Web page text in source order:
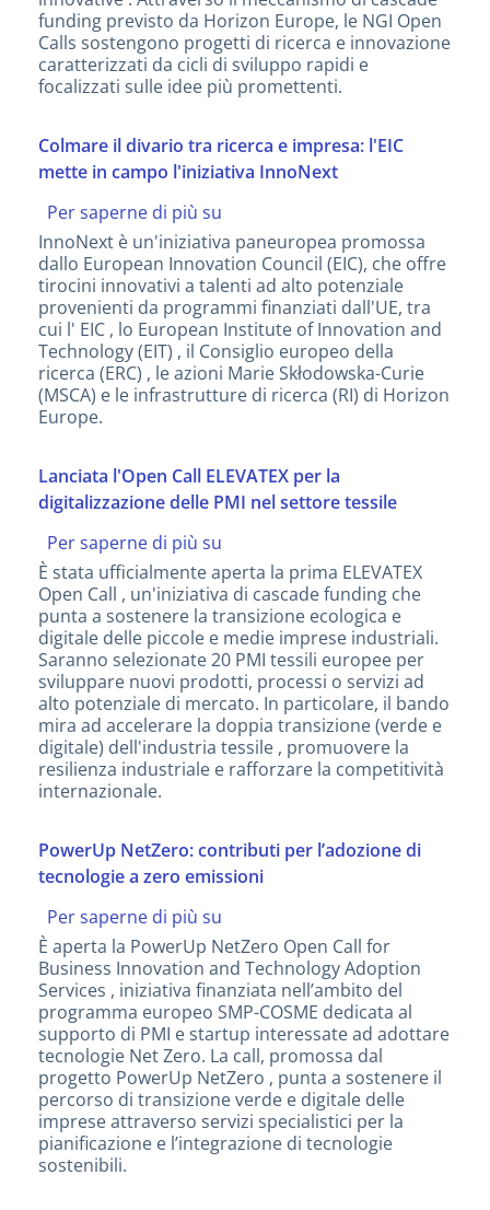
e
innovative
funding previsto da Horizon Europe, le NGI Open
Calls sostengono progetti di ricerca e innovazione
caratterizzati da cicli di sviluppo rapidi e
focalizzati sulle idee più promettenti.
Colmare il divario tra ricerca e impresa: l'EIC
mette in campo l'iniziativa InnoNext
Per saperne di più su
il
divario
tra
ricerca
e
impresa:
l'EIC
mette
in
InnoNext
InnoNext è un'iniziativa paneuropea promossa
dallo European Innovation Council (EIC), che offre
tirocini innovativi a talenti ad alto potenziale
provenienti da programmi finanziati dall'UE, tra
cui l' EIC , lo European Institute of Innovation and
Technology (EIT) , il Consiglio europeo della
ricerca (ERC) , le azioni Marie Skłodowska-Curie
(MSCA) e le infrastrutture di ricerca (RI) di Horizon
Europe.
Lanciata l'Open Call ELEVATEX per la
digitalizzazione delle PMI nel settore tessile
Per saperne di più su
l'Open
Call
ELEVATEX
per
la
digitalizzazione
delle
PMI
nel
settore
tessile
È stata ufficialmente aperta la prima ELEVATEX
Open Call , un'iniziativa di cascade funding che
punta a sostenere la transizione ecologica e
digitale delle piccole e medie imprese industriali.
Saranno selezionate 20 PMI tessili europee per
sviluppare nuovi prodotti, processi o servizi ad
alto potenziale di mercato. In particolare, il bando
mira ad accelerare la doppia transizione (verde e
digitale) dell'industria tessile , promuovere la
resilienza industriale e rafforzare la competitività
internazionale.
PowerUp NetZero: contributi per l’adozione di
tecnologie a zero emissioni
Per saperne di più su
NetZero:
contributi
per
l’adozione
di
tecnologie
a
zero
emissioni
È aperta la PowerUp NetZero Open Call for
Business Innovation and Technology Adoption
Services , iniziativa finanziata nell’ambito del
programma europeo SMP-COSME dedicata al
supporto di PMI e startup interessate ad adottare
tecnologie Net Zero. La call, promossa dal
progetto PowerUp NetZero , punta a sostenere il
percorso di transizione verde e digitale delle
imprese attraverso servizi specialistici per la
pianificazione e l’integrazione di tecnologie
sostenibili.